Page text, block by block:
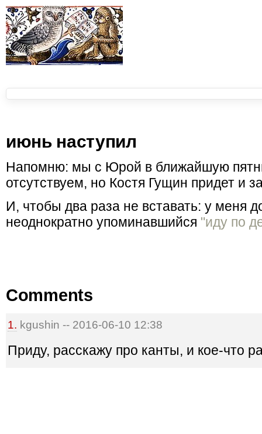
июнь наступил
Напомню: мы с Юрой в ближайшую
отсутствуем, но Костя Гущин придет и
И, чтобы два раза не вставать: у меня
неоднократно упоминавшийся "иду по
Comments
1. kgushin -- 2016-06-10 12:38
Приду, расскажу про канты, и кое-что